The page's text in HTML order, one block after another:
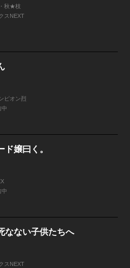
秋★枝
スNEXT
ピオン烈
中
ド嬢曰く。
中
なない子供たちへ
スNEXT